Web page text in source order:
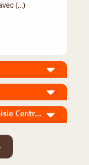
(...)
Sur les traces des Trésors de la Tunisie Centrale